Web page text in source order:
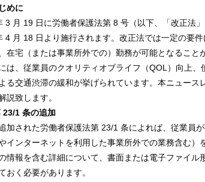
めに
3 ⽉ 19 ⽇に労働者保護法第 8 号（以下、「改正法」
4 ⽉ 18 ⽇より施⾏されます。改正法では⼀定の要
在宅（または事業所外での）勤務が可能となること
は、従業員のクオリティオブライフ（QOL）向上、
る交通渋滞の緩和が挙げられています。本ニュース
説致します。
23/1 条の追加
加された労働者保護法第 23/1 条によれば、従業員
インターネットを利⽤した事業所外での業務含む）
情報を含む詳細について、書⾯または電⼦ファイル
おく必要があります。